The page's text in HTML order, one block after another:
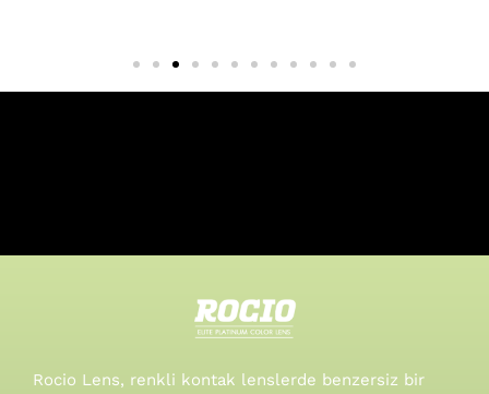
Rocio Lens, renkli kontak lenslerde benzersiz bir